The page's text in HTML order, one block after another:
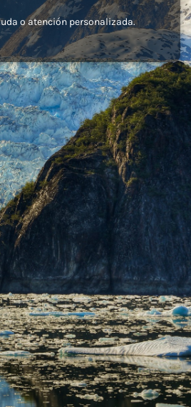
o atención personalizada.